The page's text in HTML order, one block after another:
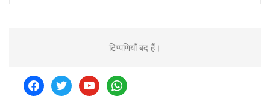
टिप्पणियाँ बंद हैं।
facebooktwitteryoutubewhatsapp